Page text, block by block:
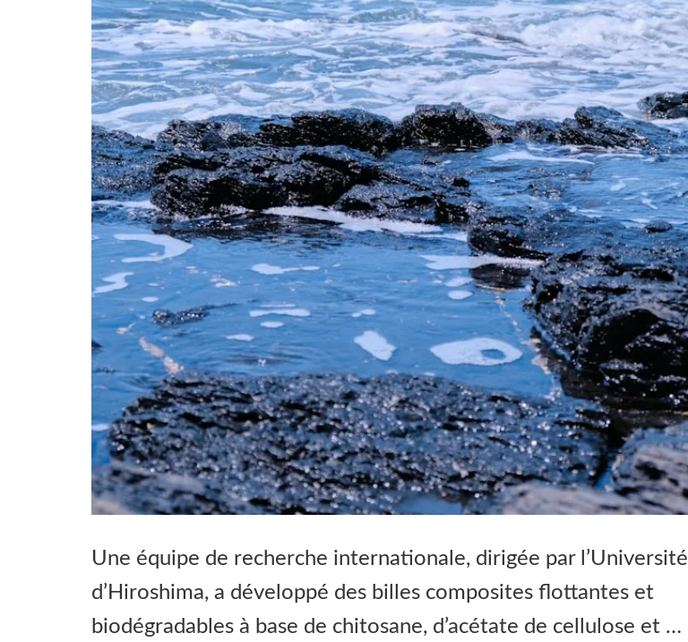
Une équipe de recherche internationale, dirigée par l’Université
d’Hiroshima, a développé des billes composites flottantes et
biodégradables à base de chitosane, d’acétate de cellulose et …